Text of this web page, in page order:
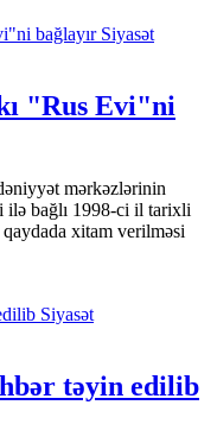
Siyasət
"Rus Evi"ni
mərkəzlərinin
ilə bağlı 1998-ci il tarixli
xitam verilməsi
Siyasət
təyin edilib